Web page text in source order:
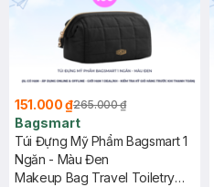
151.000 ₫265.000 ₫
Bagsmart
Túi Đựng Mỹ Phẩm Bagsmart 1
Ngăn - Màu Đen
Makeup Bag Travel Toiletry